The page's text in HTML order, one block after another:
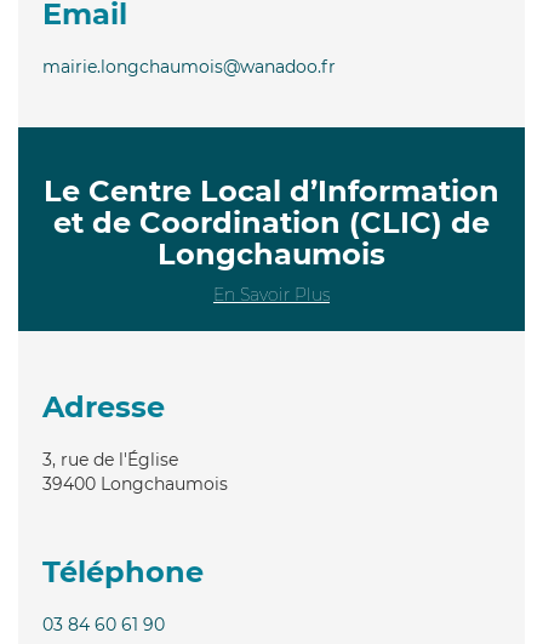
Email
mairie.longchaumois@wanadoo.fr
Le Centre Local d’Information
et de Coordination (CLIC) de
Longchaumois
En Savoir Plus
Adresse
3, rue de l'Église
39400 Longchaumois
Téléphone
03 84 60 61 90